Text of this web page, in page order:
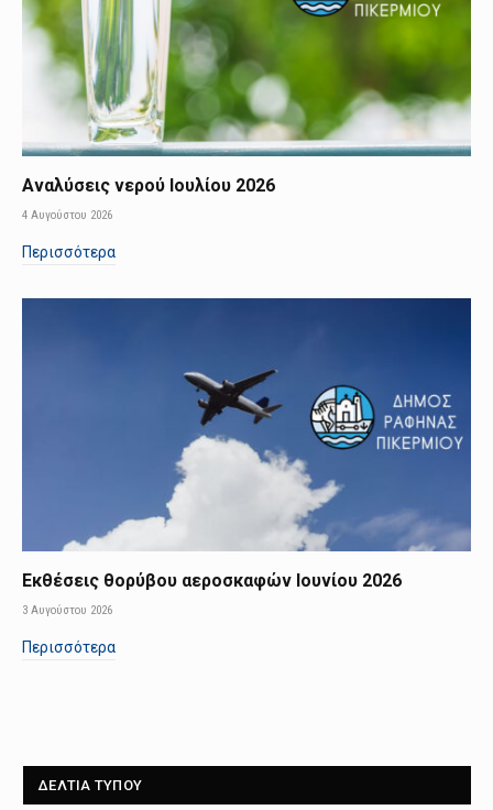
Αναλύσεις νερού Ιουλίου 2026
4 Αυγούστου 2026
Περισσότερα
Εκθέσεις θορύβου αεροσκαφών Ιουνίου 2026
3 Αυγούστου 2026
Περισσότερα
ΔΕΛΤΙΑ ΤΥΠΟΥ